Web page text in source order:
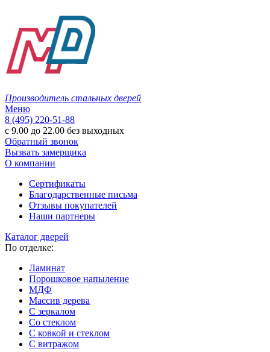
Производитель стальных дверей
Меню
8 (495) 220-51-88
с 9.00 до 22.00 без выходных
Обратный звонок
Вызвать замерщика
О компании
Сертификаты
Благодарственные письма
Отзывы покупателей
Наши партнеры
Каталог дверей
По отделке:
Ламинат
Порошковое напыление
МДФ
Массив дерева
С зеркалом
Со стеклом
С ковкой и стеклом
С витражом